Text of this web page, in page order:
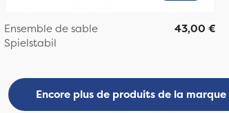
Ensemble de sable
Spielstabil
43,00 €
Encore plus de produits de la marque